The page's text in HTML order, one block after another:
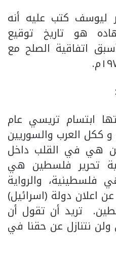
ليوسف كتب عليه أنه
هو تاريخ توقيع
اتفاقية الصلح مع
ابتسام تريسي عام
و ككل العرب والسوريين
هي في القلب داخل
تحرير فلسطين هي
فلسطينية، والرواية
اعلان دولة (اسرائيل)
تريد أن تقول أن
نتنازل عن حقنا في